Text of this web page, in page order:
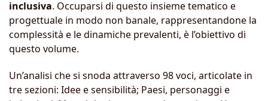
inclusiva. Occuparsi di questo insieme tematico e
progettuale in modo non banale, rappresentandone la
complessità e le dinamiche prevalenti, è l’obiettivo di
questo volume.
Un’analisi che si snoda attraverso 98 voci, articolate in
tre sezioni: Idee e sensibilità; Paesi, personaggi e